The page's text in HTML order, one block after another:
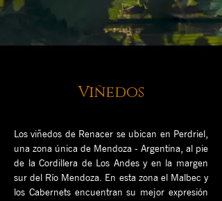
Viñedos
Los viñedos de Renacer se ubican en Perdriel,
una zona única de Mendoza - Argentina, al pie
de la Cordillera de Los Andes y en la margen
sur del Río Mendoza. En esta zona el Malbec y
los Cabernets encuentran su mejor expresión